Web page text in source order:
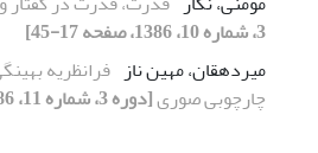
3، شماره 10، 1386، صفحه 17-45]
میردهقان، مهین ناز فرانظریه
چارچوبی صوری[دوره 3، شماره 11، 1386، صفحه 53-73]